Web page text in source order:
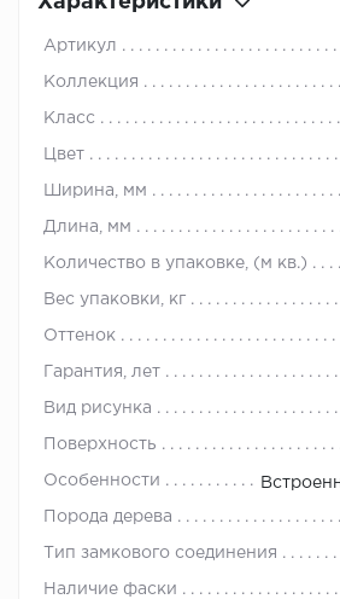
Артикул
Коллекция
Класс
Цвет
Ширина, мм
Длина, мм
Количество в упаковке, (м кв.)
Вес упаковки, кг
Оттенок
Гарантия, лет
Вид рисунка
Поверхность
Особенности
Порода дерева
Тип замкового соединения
Наличие фаски